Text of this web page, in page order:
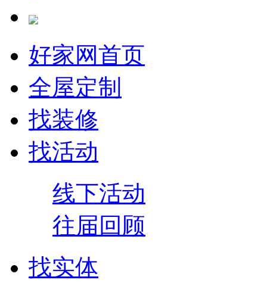
好家网首页
全屋定制
找装修
找活动
线下活动
往届回顾
找实体